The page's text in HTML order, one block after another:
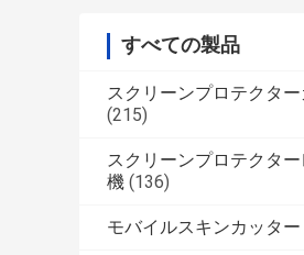
すべての製品
スクリーンプロテクタ
(215)
スクリーンプロテクタ
機 (136)
モバイルスキンカッター